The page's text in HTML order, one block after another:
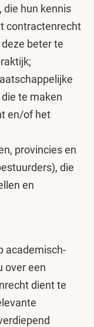
hun kennis
contractenrecht
beter te
te maken
en/of het
provincies en
die
en
academisch-
over een
dient te